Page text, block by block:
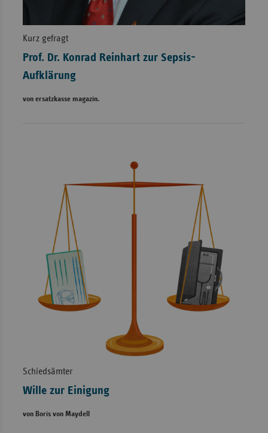
Kurz gefragt
Prof. Dr. Konrad Reinhart zur Sepsis-
Aufklärung
von ersatzkasse magazin.
Schiedsämter
Wille zur Einigung
von Boris von Maydell